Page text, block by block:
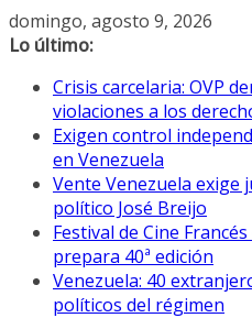
Saltar
al
domingo, agosto 9, 2026
Lo último:
Crisis carcelaria: OVP
violaciones a los
Exigen control
en Venezuela
Vente Venezuela exige
político José Breijo
Festival de Cine
prepara 40ª edición
Venezuela: 40
políticos del régimen